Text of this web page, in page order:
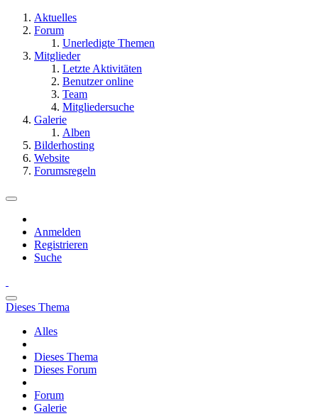
Aktuelles
Forum
Unerledigte Themen
Mitglieder
Letzte Aktivitäten
Benutzer online
Team
Mitgliedersuche
Galerie
Alben
Bilderhosting
Website
Forumsregeln
Anmelden
Registrieren
Suche
Dieses Thema
Alles
Dieses Thema
Dieses Forum
Forum
Galerie